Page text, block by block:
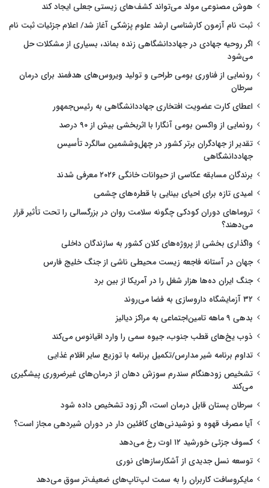
هوش مصنوعی مولد می‌تواند کشف‌های زیستی جعلی ایجاد کند
ثبت نام آزمون کارشناسی ارشد علوم پزشکی آغاز شد/ اعلام جزئیات ثبت نام
اگر روحیه جهادی در جهاددانشگاهی زنده بماند، بسیاری از مشکلات حل
می‌شود
رونمایی از فناوری بومی طراحی و تولید ویروس‌های هدفمند برای درمان
سرطان
اعطای کارت عضویت افتخاری جهاددانشگاهی به رئیس‌جمهور
رونمایی از واکسن بومی آنگارا با اثربخشی بیش از ۹۰ درصد
تقدیر از جهادگران برتر کشور در چهل‌وششمین سالگرد تأسیس
جهاددانشگاهی
برندگان مسابقه عکاسی از حیوانات خانگی ۲۰۲۶ معرفی شدند
امیدی تازه برای احیای بینایی با قطره‌های چشمی
تروماهای دوران کودکی چگونه سلامت روان در بزرگسالی را تحت تأثیر قرار
می‌دهند؟
واگذاری بخشی از پروژه‌های کلان کشور به سازندگان داخلی
جهان در آستانه فاجعه زیست محیطی ناشی از جنگ خلیج فارس
جنگ ایران ده‌ها هزار شغل را در آمریکا از بین برد
۳۲ آزمایشگاه داروسازی به فضا می‌روند
بدهی ۹ ماهه تامین‌اجتماعی به مراکز دیالیز
ذوب یخ‌های قطب جنوب، جیوه سمی را وارد اقیانوس می‌کند
تداوم برنامه شیر مدارس/تکمیل برنامه با توزیع سایر اقلام غذایی
تشخیص زودهنگام سندرم سوزش دهان از درمان‌های غیرضروری پیشگیری
می‌کند
سرطان پستان قابل درمان است، اگر زود تشخیص داده شود
آیا مصرف قهوه و نوشیدنی‌های کافئین دار در دوران شیردهی مجاز است؟
کسوف جزئی خورشید ۱۲ اوت رخ می‌دهد
توسعه نسل جدیدی از آشکارسازهای نوری
مایکروسافت کاربران را به سمت لپ‌تاپ‌های ضعیف‌تر سوق می‌دهد